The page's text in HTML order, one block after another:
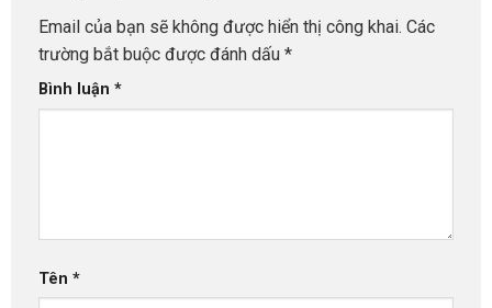
Email của bạn sẽ không được hiển thị công khai. Các
trường bắt buộc được đánh dấu *
Bình luận *
Tên *